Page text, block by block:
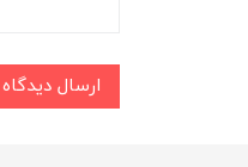
ارسال دیدگاه